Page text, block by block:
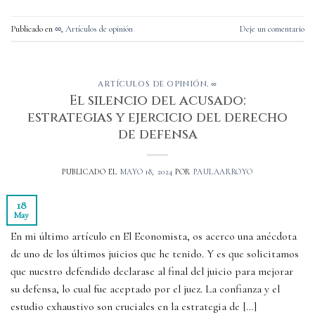
Publicado en∞, Artículos de opinión Deje un comentario
ARTÍCULOS DE OPINIÓN,∞
El silencio del acusado:
estrategias y ejercicio del derecho
de defensa
PUBLICADO EL MAYO 18, 2024 POR PAULAARROYO
18
May
En mi último artículo en El Economista, os acerco una anécdota
de uno de los últimos juicios que he tenido. Y es que solicitamos
que nuestro defendido declarase al final del juicio para mejorar
su defensa, lo cual fue aceptado por el juez. La confianza y el
estudio exhaustivo son cruciales en la estrategia de […]